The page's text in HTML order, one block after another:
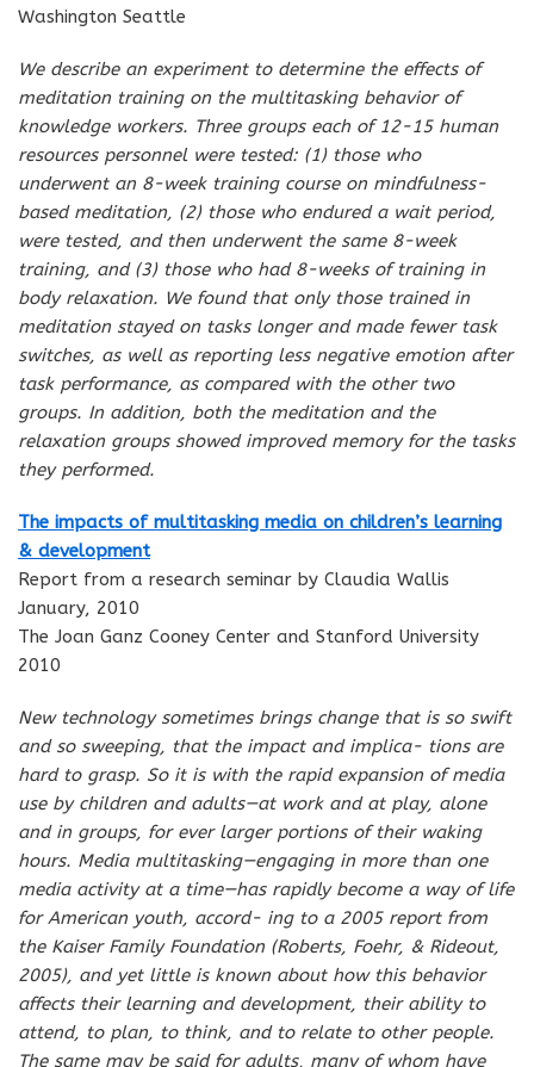
Washington Seattle
We describe an experiment to determine the effects of
meditation training on the multitasking behavior of
knowledge workers. Three groups each of 12-15 human
resources personnel were tested: (1) those who
underwent an 8-week training course on mindfulness-
based meditation, (2) those who endured a wait period,
were tested, and then underwent the same 8-week
training, and (3) those who had 8-weeks of training in
body relaxation. We found that only those trained in
meditation stayed on tasks longer and made fewer task
switches, as well as reporting less negative emotion after
task performance, as compared with the other two
groups. In addition, both the meditation and the
relaxation groups showed improved memory for the tasks
they performed.
The impacts of multitasking media on children’s learning
& development
Report from a research seminar by Claudia Wallis
January, 2010
The Joan Ganz Cooney Center and Stanford University
2010
New technology sometimes brings change that is so swift
and so sweeping, that the impact and implica- tions are
hard to grasp. So it is with the rapid expansion of media
use by children and adults—at work and at play, alone
and in groups, for ever larger portions of their waking
hours. Media multitasking—engaging in more than one
media activity at a time—has rapidly become a way of life
for American youth, accord- ing to a 2005 report from
the Kaiser Family Foundation (Roberts, Foehr, & Rideout,
2005), and yet little is known about how this behavior
affects their learning and development, their ability to
attend, to plan, to think, and to relate to other people.
The same may be said for adults, many of whom have